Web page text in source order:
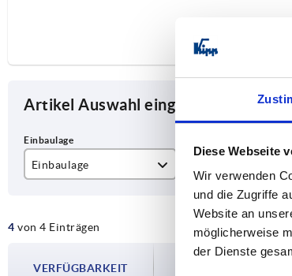
Diese Webseite
Wir verwenden
und die Zugriffe
Website an
möglicherweise
der Dienste
Artikel Auswahl eingrenzen
Einbaulage
3
orange
schwarz
4 von 4 Einträgen
VERFÜGBARKEIT
Die Verfügbarkeiten